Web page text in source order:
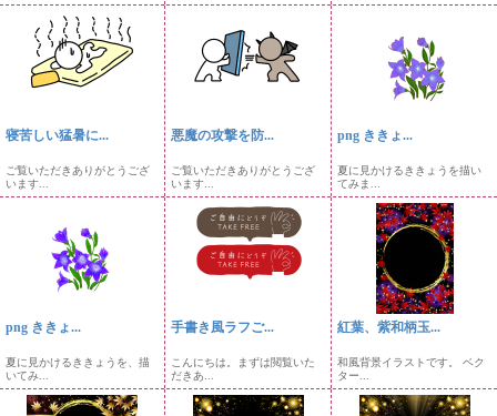
寝苦しい猛暑に...
ご覧いただきありがとうござ
います...
悪魔の攻撃を防...
ご覧いただきありがとうござ
います...
png ききょ...
夏に見かけるききょうを描い
てみま...
png ききょ...
夏に見かけるききょうを、描
いてみ...
手書き風ラフご...
こんにちは。まずは閲覧いた
だきあ...
紅葉、紫和柄玉...
和風背景イラストです。 ベク
ター...